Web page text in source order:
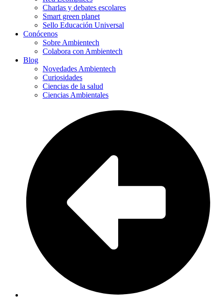
Charlas y debates escolares
Smart green planet
Sello Educación Universal
Conócenos
Sobre Ambientech
Colabora con Ambientech
Blog
Novedades Ambientech
Curiosidades
Ciencias de la salud
Ciencias Ambientales